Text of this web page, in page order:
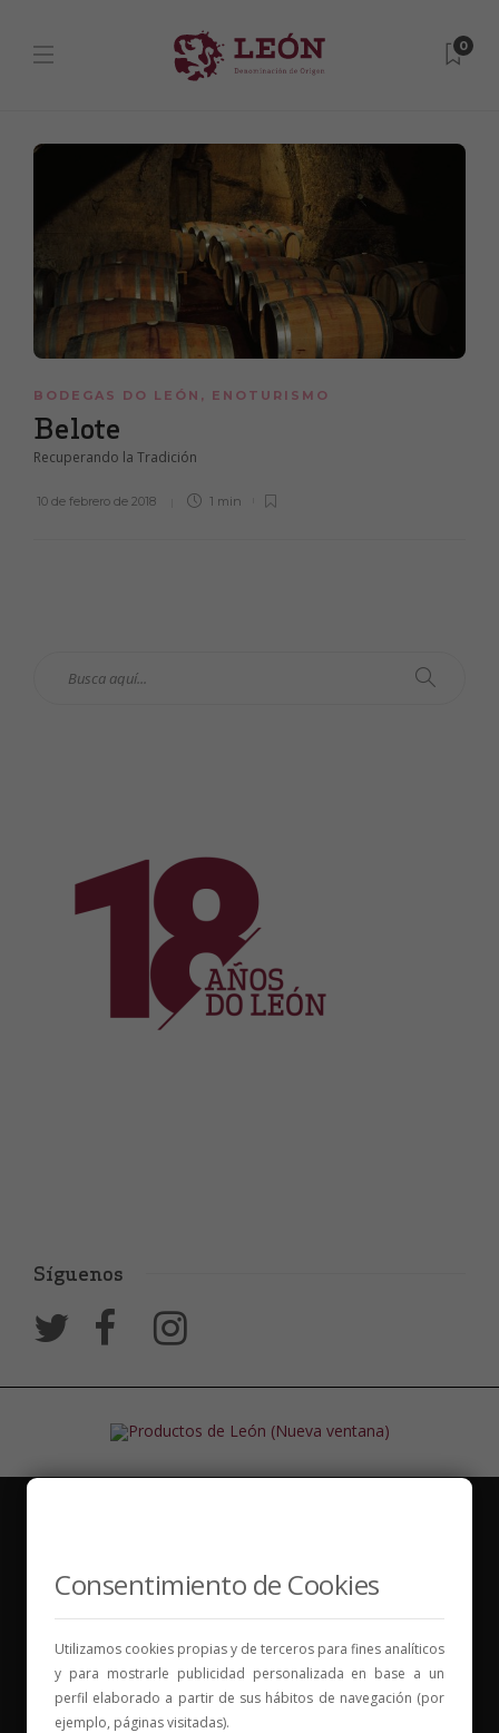
0
BODEGAS DO LEÓN , ENOTURISMO
Belote
Recuperando la Tradición
10 de febrero de 2018 1 min
Síguenos
Vinos para compartir historias
Elige tu vino, con quién compartirlo y comienza una
nueva historia.
Consentimiento de Cookies
Utilizamos cookies propias y de terceros para fines analíticos
y para mostrarle publicidad personalizada en base a un
perfil elaborado a partir de sus hábitos de navegación (por
ejemplo, páginas visitadas).